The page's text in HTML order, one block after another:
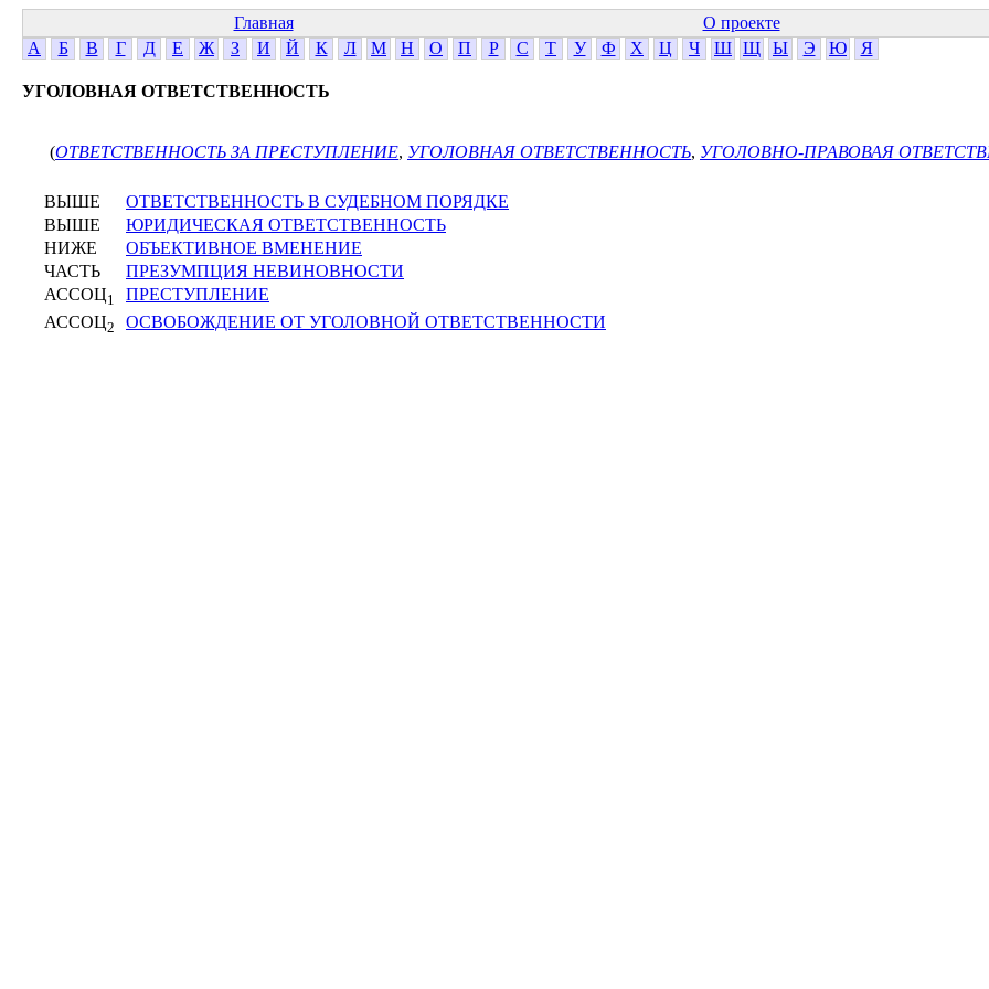
Главная
О проекте
А
Б В Г Д Е Ж З И Й К Л М Н О П Р С Т У Ф Х Ц Ч Ш Щ Ы Э Ю Я
УГОЛОВНАЯ ОТВЕТСТВЕННОСТЬ
(ОТВЕТСТВЕННОСТЬ ЗА ПРЕСТУПЛЕНИЕ, УГОЛОВНАЯ ОТВЕТСТВЕННОСТЬ, УГОЛОВНО-ПРАВОВАЯ
ВЫШЕ
ОТВЕТСТВЕННОСТЬ В СУДЕБНОМ ПОРЯДКЕ
ВЫШЕ
ЮРИДИЧЕСКАЯ ОТВЕТСТВЕННОСТЬ
НИЖЕ
ОБЪЕКТИВНОЕ ВМЕНЕНИЕ
ЧАСТЬ
ПРЕЗУМПЦИЯ НЕВИНОВНОСТИ
АССОЦ1
ПРЕСТУПЛЕНИЕ
АССОЦ2 ОСВОБОЖДЕНИЕ ОТ УГОЛОВНОЙ ОТВЕТСТВЕННОСТИ